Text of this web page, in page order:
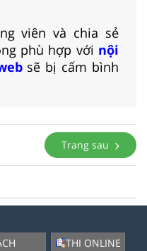
viên và chia sẻ
phù hợp với nội
sẽ bị cấm bình
Trang sau
THI ONLINE